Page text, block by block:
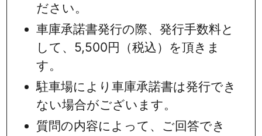
ださい。
車庫承諾書発行の際、発行手数料と
して、5,500円（税込）を頂きま
す。
駐車場により車庫承諾書は発行でき
ない場合がございます。
質問の内容によって、ご回答でき